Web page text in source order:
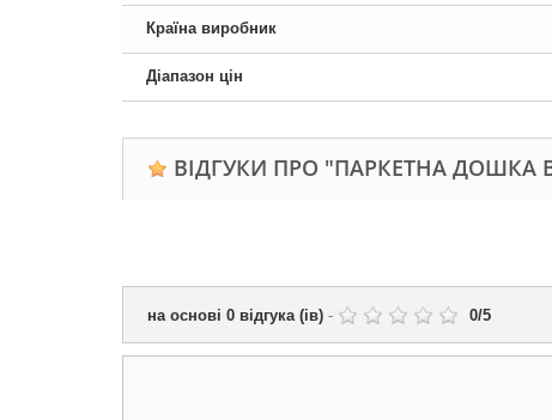
Країна виробник
Діапазон цін
ВІДГУКИ ПРО "ПАРКЕТНА ДОШКА
на основі 0 відгука (ів) - 0/5